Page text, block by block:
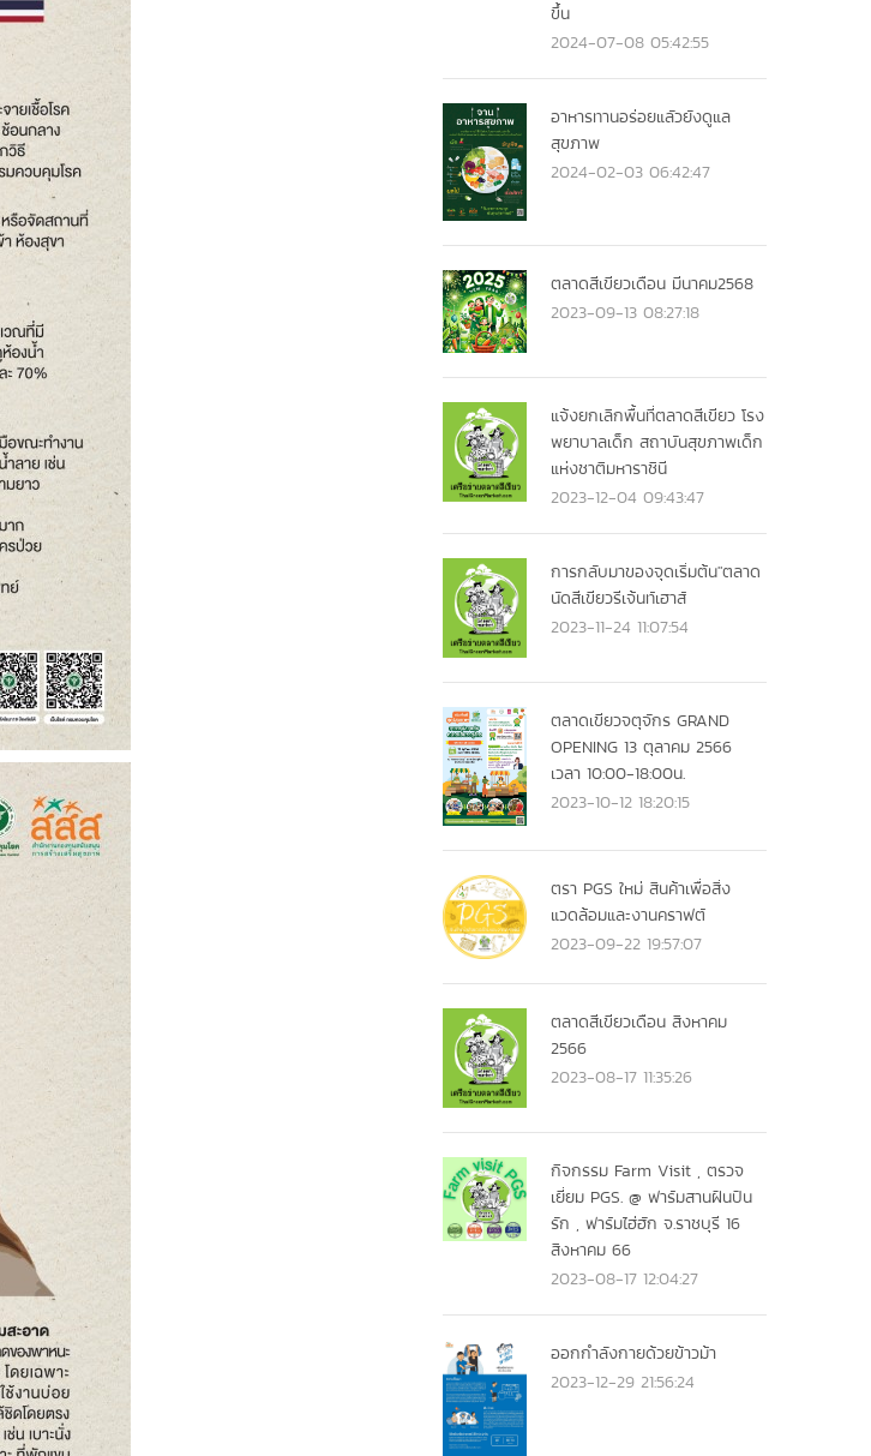
ขึ้น
2024-07-08 05:42:55
อาหารทานอร่อยแลัวยังดูแล
สุขภาพ
2024-02-03 06:42:47
ตลาดสีเขียวเดือน มีนาคม2568
2023-09-13 08:27:18
แจ้งยกเลิกพื้นที่ตลาดสีเขียว โรง
พยาบาลเด็ก สถาบันสุขภาพเด็ก
แห่งชาติมหาราชินี
2023-12-04 09:43:47
การกลับมาของจุดเริ่มต้น"ตลาด
นัดสีเขียวรีเจ้นท์เฮาส์
2023-11-24 11:07:54
ตลาดเขียวจตุจักร GRAND
OPENING 13 ตุลาคม 2566
เวลา 10:00-18:00น.
2023-10-12 18:20:15
ตรา PGS ใหม่ สินค้าเพื่อสิ่ง
แวดล้อมและงานคราฟต์
2023-09-22 19:57:07
ตลาดสีเขียวเดือน สิงหาคม
2566
2023-08-17 11:35:26
กิจกรรม Farm Visit , ตรวจ
เยี่ยม PGS. @ ฟาร์มสานฝันปัน
รัก , ฟาร์มไฮ่ฮัก จ.ราชบุรี 16
สิงหาคม 66
2023-08-17 12:04:27
ออกกำลังกายด้วยข้าวม้า
2023-12-29 21:56:24